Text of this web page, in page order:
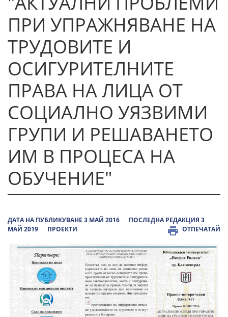
ПРИ УПРАЖНЯВАНЕ НА
ТРУДОВИТЕ И
ОСИГУРИТЕЛНИТЕ
ПРАВА НА ЛИЦА ОТ
СОЦИАЛНО УЯЗВИМИ
ГРУПИ И РЕШАВАНЕТО
ИМ В ПРОЦЕСА НА
ОБУЧЕНИЕ"
ДАТА НА ПУБЛИКУВАНЕ 3 МАЙ 2016
ПОСЛЕДНА РЕДАКЦИЯ 3
МАЙ 2019
ПРОЕКТИ ОТПЕЧАТАЙ